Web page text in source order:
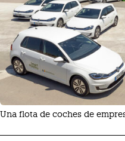
Una flota de coches de